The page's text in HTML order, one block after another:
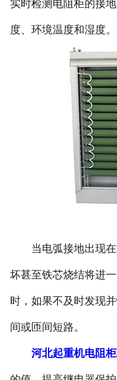
实时检测电阻柜的接
度、环境温度和湿度。
当电弧接地出现在
坏甚至铁芯烧结将进
时，如果不及时发现
间或匝间短路。
河北起重机电阻柜